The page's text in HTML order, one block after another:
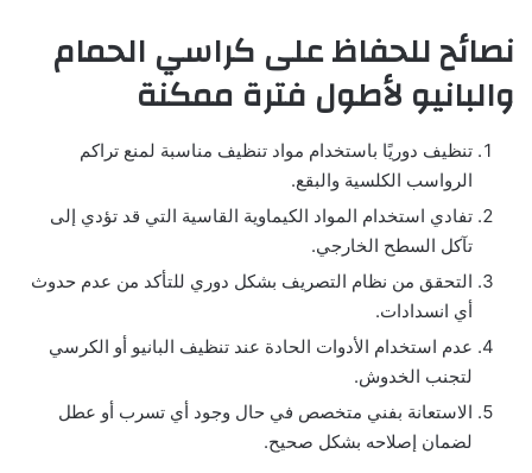
نصائح للحفاظ على كراسي الحمام
والبانيو لأطول فترة ممكنة
تنظيف دوريًا باستخدام مواد تنظيف مناسبة لمنع تراكم
الرواسب الكلسية والبقع.
تفادي استخدام المواد الكيماوية القاسية التي قد تؤدي إلى
تآكل السطح الخارجي.
التحقق من نظام التصريف بشكل دوري للتأكد من عدم حدوث
أي انسدادات.
عدم استخدام الأدوات الحادة عند تنظيف البانيو أو الكرسي
لتجنب الخدوش.
الاستعانة بفني متخصص في حال وجود أي تسرب أو عطل
لضمان إصلاحه بشكل صحيح.